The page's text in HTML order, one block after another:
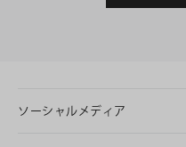
ソーシャルメディア